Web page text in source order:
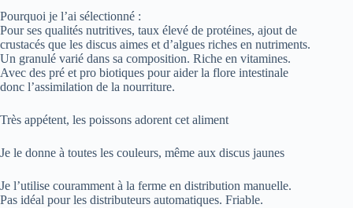
Pourquoi je l’ai sélectionné :
Pour ses qualités nutritives, taux élevé de protéines, ajout de
crustacés que les discus aimes et d’algues riches en nutriments.
Un granulé varié dans sa composition. Riche en vitamines.
Avec des pré et pro biotiques pour aider la flore intestinale
donc l’assimilation de la nourriture.
Très appétent, les poissons adorent cet aliment
Je le donne à toutes les couleurs, même aux discus jaunes
Je l’utilise couramment à la ferme en distribution manuelle.
Pas idéal pour les distributeurs automatiques. Friable.